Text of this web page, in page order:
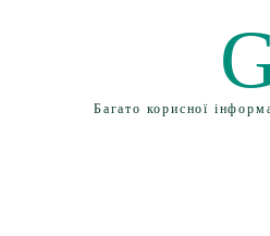
Багато корисної